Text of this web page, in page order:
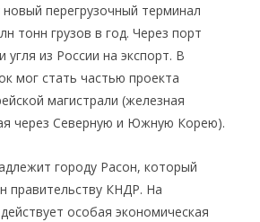
перегрузочный терминал
тонн грузов в год. Через порт
угля из России на экспорт. В
мог стать частью проекта
магистрали (железная
через Северную и Южную Корею).
городу Расон, который
правительству КНДР. На
особая экономическая